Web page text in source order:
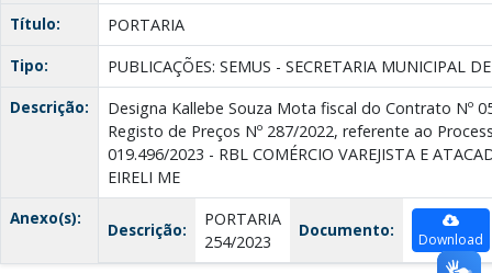
Título:
PORTARIA
Tipo:
PUBLICAÇÕES: SEMUS - SECRETARIA MUNICIPAL
Descrição:
Designa Kallebe Souza Mota fiscal do Contrato Nº
Registo de Preços Nº 287/2022, referente ao
019.496/2023 - RBL COMÉRCIO VAREJISTA E
EIRELI ME
Anexo(s):
Descrição:
PORTARIA
254/2023
Documento: Download